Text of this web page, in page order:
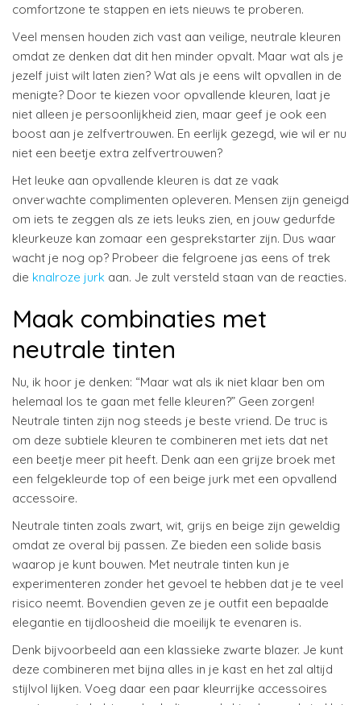
comfortzone te stappen en iets nieuws te proberen.
Veel mensen houden zich vast aan veilige, neutrale kleuren
omdat ze denken dat dit hen minder opvalt. Maar wat als je
jezelf juist wilt laten zien? Wat als je eens wilt opvallen in de
menigte? Door te kiezen voor opvallende kleuren, laat je
niet alleen je persoonlijkheid zien, maar geef je ook een
boost aan je zelfvertrouwen. En eerlijk gezegd, wie wil er nu
niet een beetje extra zelfvertrouwen?
Het leuke aan opvallende kleuren is dat ze vaak
onverwachte complimenten opleveren. Mensen zijn geneigd
om iets te zeggen als ze iets leuks zien, en jouw gedurfde
kleurkeuze kan zomaar een gesprekstarter zijn. Dus waar
wacht je nog op? Probeer die felgroene jas eens of trek
die knalroze jurk aan. Je zult versteld staan van de reacties.
Maak combinaties met
neutrale tinten
Nu, ik hoor je denken: “Maar wat als ik niet klaar ben om
helemaal los te gaan met felle kleuren?” Geen zorgen!
Neutrale tinten zijn nog steeds je beste vriend. De truc is
om deze subtiele kleuren te combineren met iets dat net
een beetje meer pit heeft. Denk aan een grijze broek met
een felgekleurde top of een beige jurk met een opvallend
accessoire.
Neutrale tinten zoals zwart, wit, grijs en beige zijn geweldig
omdat ze overal bij passen. Ze bieden een solide basis
waarop je kunt bouwen. Met neutrale tinten kun je
experimenteren zonder het gevoel te hebben dat je te veel
risico neemt. Bovendien geven ze je outfit een bepaalde
elegantie en tijdloosheid die moeilijk te evenaren is.
Denk bijvoorbeeld aan een klassieke zwarte blazer. Je kunt
deze combineren met bijna alles in je kast en het zal altijd
stijlvol lijken. Voeg daar een paar kleurrijke accessoires